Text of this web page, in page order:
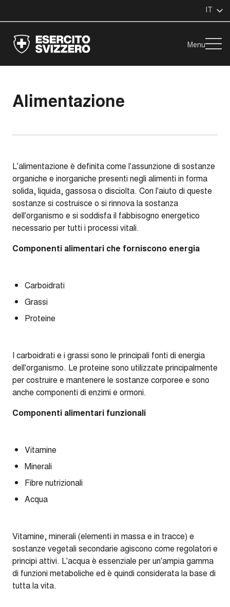
IT
Menu
Alimentazione
L'alimentazione è definita come l'assunzione di sostanze
organiche e inorganiche presenti negli alimenti in forma
solida, liquida, gassosa o disciolta. Con l'aiuto di queste
sostanze si costruisce o si rinnova la sostanza
dell'organismo e si soddisfa il fabbisogno energetico
necessario per tutti i processi vitali.
Componenti alimentari che forniscono energia
Carboidrati
Grassi
Proteine
I carboidrati e i grassi sono le principali fonti di energia
dell'organismo. Le proteine sono utilizzate principalmente
per costruire e mantenere le sostanze corporee e sono
anche componenti di enzimi e ormoni.
Componenti alimentari funzionali
Vitamine
Minerali
Fibre nutrizionali
Acqua
Vitamine, minerali (elementi in massa e in tracce) e
sostanze vegetali secondarie agiscono come regolatori e
principi attivi. L'acqua è essenziale per un'ampia gamma
di funzioni metaboliche ed è quindi considerata la base di
tutta la vita.